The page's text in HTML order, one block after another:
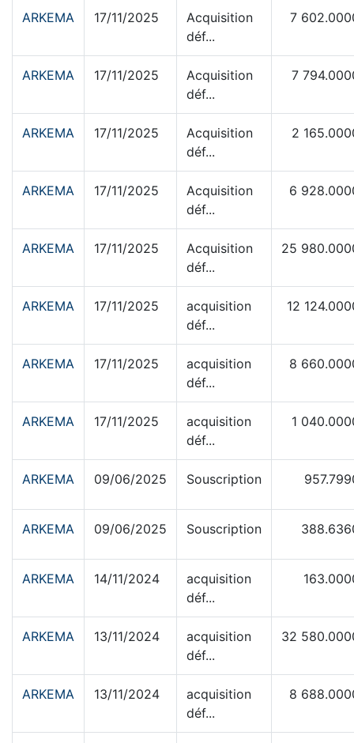
ARKEMA 17/11/2025
Acquisition
déf...
7
ARKEMA 17/11/2025
Acquisition
déf...
7
ARKEMA 17/11/2025
Acquisition
déf...
2
ARKEMA 17/11/2025
Acquisition
déf...
6
ARKEMA 17/11/2025
Acquisition
déf...
25
ARKEMA 17/11/2025
acquisition
déf...
12
ARKEMA 17/11/2025
acquisition
déf...
8
ARKEMA 17/11/2025
acquisition
déf...
1
ARKEMA 09/06/2025 Souscription
ARKEMA 09/06/2025 Souscription
ARKEMA 14/11/2024
acquisition
déf...
ARKEMA 13/11/2024
acquisition
déf...
32
ARKEMA 13/11/2024
acquisition
déf...
8